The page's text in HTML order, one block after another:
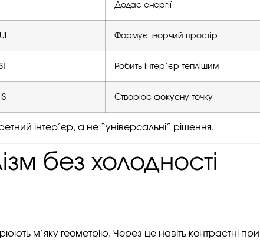
Додає енергії
Формує творчий простір
Робить інтер’єр теплішим
Створює фокусну точку
інтер’єр, а не “універсальні” рішення.
без холодності
м’яку геометрію. Через це навіть контрастні